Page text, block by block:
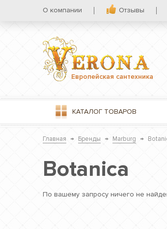
О компании Отзывы
Европейская сантехника
КАТАЛОГ ТОВАРОВ
Главная → Бренды → Marburg →
Botanica
По вашему запросу ничего не